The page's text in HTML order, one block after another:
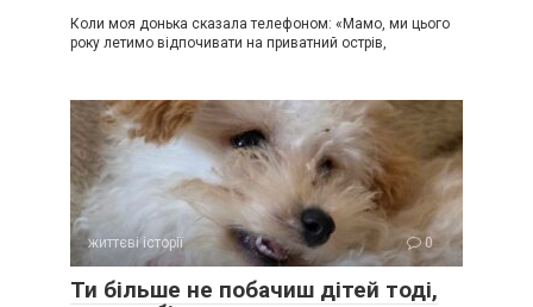
Коли моя донька сказала телефоном: «Мамо, ми цього
року летимо відпочивати на приватний острів,
життєві історії 0
Ти більше не побачиш дітей тоді,